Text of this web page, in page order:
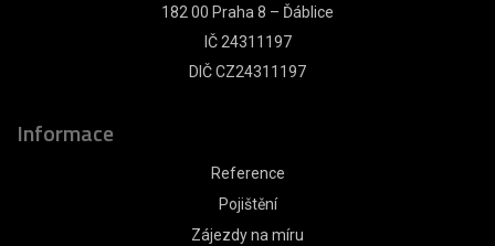
182 00 Praha 8 – Ďáblice
IČ 24311197
DIČ CZ24311197
Informace
Reference
Pojištění
Zájezdy na míru